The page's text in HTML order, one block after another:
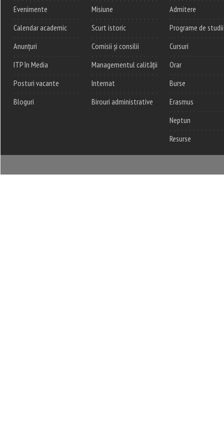
Evenimente
Calendar academic
Anunțuri
ITP în Media
Posturi vacante
Bloguri
Misiune
Scurt istoric
Comisii și consilii
Managementul calității
Internat
Birouri administrative
Admitere
Programe de studii
Cursuri
Orar
Burse
Erasmus
Neptun
Resurse